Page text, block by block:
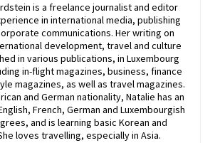
is a freelance journalist and editor
in international media, publishing
communications. Her writing on
development, travel and culture
in various publications, in Luxembourg
in-flight magazines, business, finance
magazines, as well as travel magazines.
and German nationality, Natalie has an
French, German and Luxembourgish
and is learning basic Korean and
loves travelling, especially in Asia.